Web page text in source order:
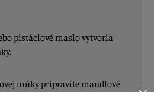
pistáciové maslo vytvoria
múky pripravíte mandľové